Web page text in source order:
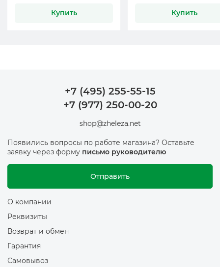
Купить Купить
+7 (495) 255-55-15
+7 (977) 250-00-20
shop@zheleza.net
Появились вопросы по работе магазина? Оставьте
заявку через форму письмо руководителю
Отправить
О компании
Реквизиты
Возврат и обмен
Гарантия
Самовывоз